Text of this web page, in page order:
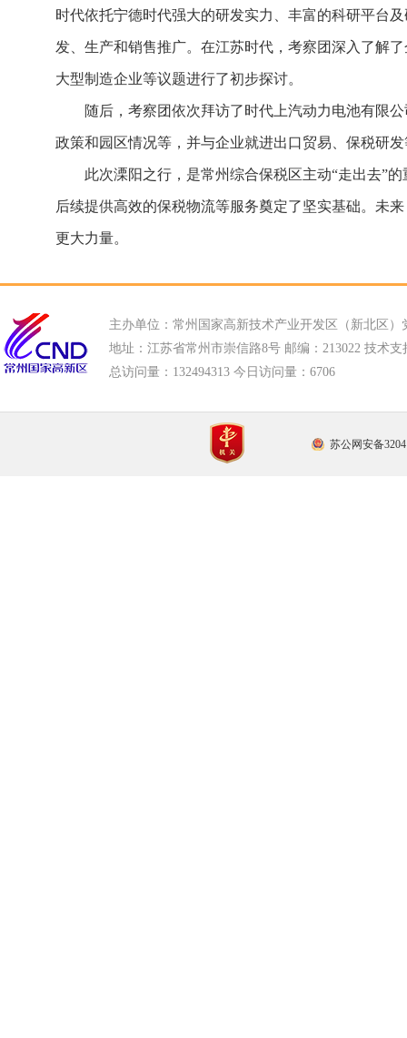
时代依托宁德时代强大的研发实力、丰富的科研平台
发、生产和销售推广。在江苏时代，考察团深入了解
大型制造企业等议题进行了初步探讨。
随后，考察团依次拜访了时代上汽动力电池有限
政策和园区情况等，并与企业就进出口贸易、保税研
此次溧阳之行，是常州综合保税区主动“走出去”
后续提供高效的保税物流等服务奠定了坚实基础。未
更大力量。
主办单位：常州国家高新技术产业开发区（新北区）
地址：江苏省常州市崇信路8号 邮编：213022 技术支
总访问量： 132494313 今日访问量： 6706
苏公网安备